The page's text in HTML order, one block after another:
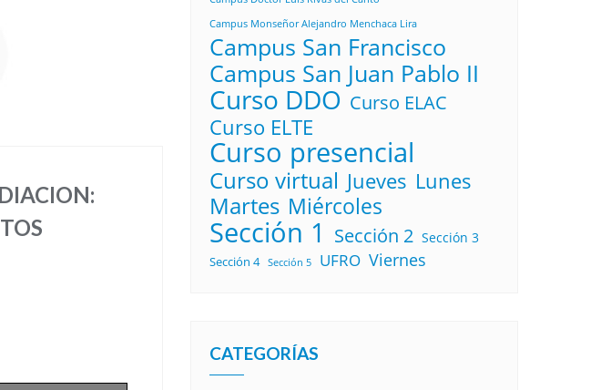
Campus Monseñor Alejandro Menchaca Lira
Campus San Francisco
Campus San Juan Pablo II
Curso DDO Curso ELAC
Curso ELTE
Curso presencial
Curso virtual Jueves Lunes
Martes Miércoles
Sección 1 Sección 2 Sección 3
Sección 4 Sección 5 UFRO Viernes
CATEGORÍAS